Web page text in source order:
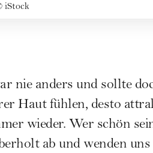
iStock
nie anders und sollte
Haut fühlen, desto
wieder. Wer schön
ab und wenden